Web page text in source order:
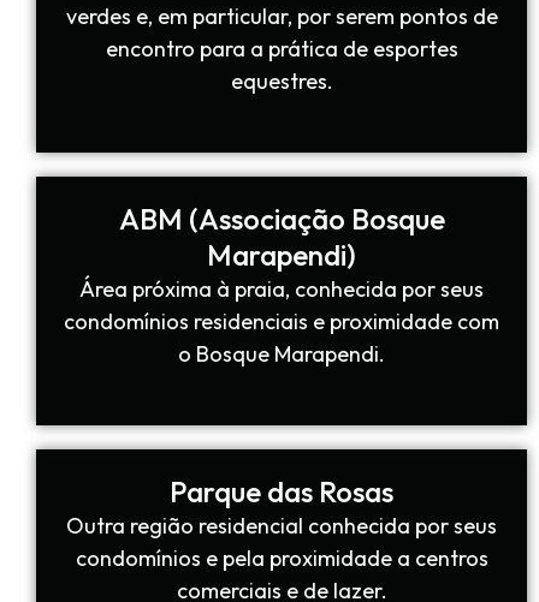
verdes e, em particular, por serem pontos de
encontro para a prática de esportes
equestres.
ABM (Associação Bosque
Marapendi)
Área próxima à praia, conhecida por seus
condomínios residenciais e proximidade com
o Bosque Marapendi.
Parque das Rosas
Outra região residencial conhecida por seus
condomínios e pela proximidade a centros
comerciais e de lazer.